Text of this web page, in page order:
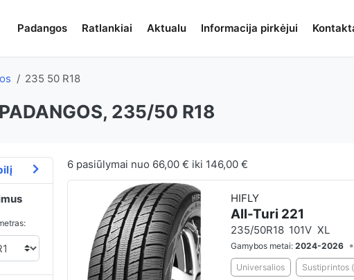
Padangos Ratlankiai Aktualu Informacija pirkėjui
235 50 R18
235/50 R18
6 pasiūlymai nuo 66,00 € iki 146,00 €
HIFLY
All-Turi 221
235/50R18 101V XL
Gamybos metai: 2024-2026 •
Universalios Sustiprintos